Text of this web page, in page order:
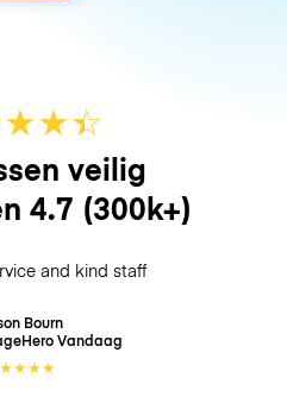
★★☆
★
veilig
4.7 (300k+)
and kind staff
Bourn
Vandaag
★★★★